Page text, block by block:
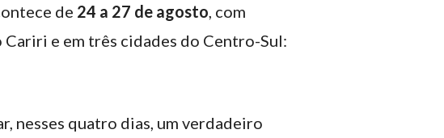
de 24 a 27 de agosto , com
e em três cidades do Centro-Sul:
nesses quatro dias, um verdadeiro